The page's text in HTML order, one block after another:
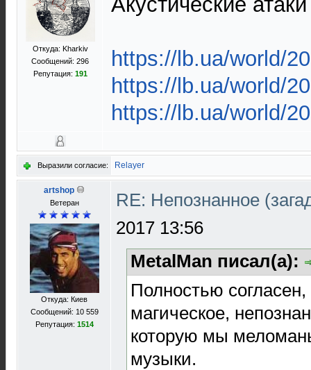
Откуда: Kharkiv
Сообщений: 296
Репутация: 191
https://lb.ua/world/
https://lb.ua/world/
https://lb.ua/world/
Выразили согласие: Relayer
artshop
Ветеран
Откуда: Киев
Сообщений: 10 559
Репутация: 1514
RE: Непознанное
2017 13:56
MetalMan писал(а):
Полностью
магическое,
которую мы
музыки.